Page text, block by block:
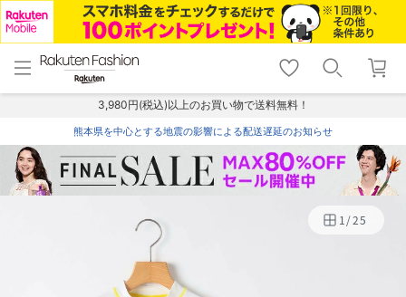
menu home
トップ
shopping_cart lock_outline
ログイン
3,980円(税込)以上のお買い物で送料無料！
熊本県を中心とする地震の影響による配送遅延のお知らせ
1/25